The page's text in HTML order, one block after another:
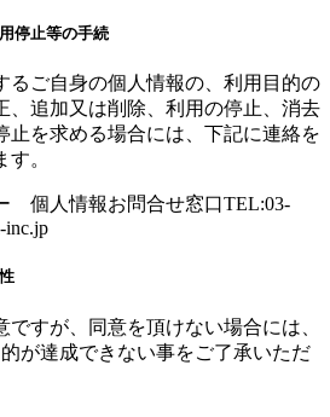
停止等の手続
るご自身の個人情報の、利用目的の
、追加又は削除、利用の停止、消去
止を求める場合には、下記に連絡を
。
個人情報お問合せ窓口TEL:03-
inc.jp
すが、同意を頂けない場合には、
が達成できない事をご了承いただ